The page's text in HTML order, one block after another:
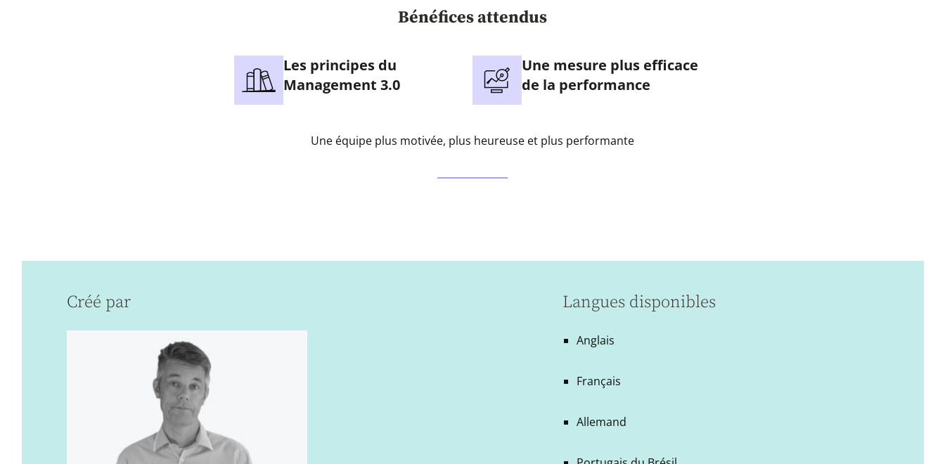
Bénéfices attendus
Les principes du
Management 3.0
Une mesure plus efficace
de la performance
Une équipe plus motivée, plus heureuse et plus performante
Créé par Langues disponibles
Anglais
Français
Allemand